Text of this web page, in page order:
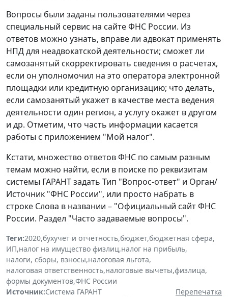
Вопросы были заданы пользователями через
специальный сервис на сайте ФНС России. Из
ответов можно узнать, вправе ли адвокат применять
НПД для неадвокатской деятельности; сможет ли
самозанятый скорректировать сведения о расчетах,
если он уполномочил на это оператора электронной
площадки или кредитную организацию; что делать,
если самозанятый укажет в качестве места ведения
деятельности один регион, а услугу окажет в другом
и др. Отметим, что часть информации касается
работы с приложением "Мой налог".
Кстати, множество ответов ФНС по самым разным
темам можно найти, если в поиске по реквизитам
системы ГАРАНТ задать Тип "Вопрос-ответ" и Орган/
Источник "ФНС России", или просто набрать в
строке Слова в названии – "Официальный сайт ФНС
России. Раздел "Часто задаваемые вопросы".
Теги:2020,бухучет и отчетность,бюджет,бюджетная сфера,
ИП,налог на имущество физлиц,налог на прибыль,
налоги, сборы, взносы,налоговая льгота,
налоговая ответственность,налоговые вычеты,физлица,
формы документов,ФНС России
Источник:Система ГАРАНТ
Перепечатка